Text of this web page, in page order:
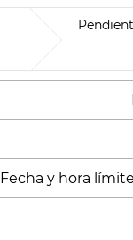
Fecha y hora